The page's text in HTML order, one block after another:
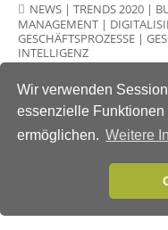
Wir verwenden
essenzielle
ermöglichen. Weitere
NEWS | TRENDS 2020 |
MANAGEMENT |
GESCHÄFTSPROZESSE |
INTELLIGENZ
Künstliche
Menschen